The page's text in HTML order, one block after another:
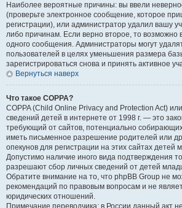
Наиболее вероятные причины: вы ввели
(проверьте электронное сообщение, которое
регистрации), или администратор удалил вашу
либо причинам. Если верно второе, то возможно
одного сообщения. Администраторы могут
пользователей в целях уменьшения размера
зарегистрироваться снова и принять активное
Вернуться наверх
Что такое COPPA?
COPPA (Child Online Privacy and Protection Act)
сведений детей в интернете от 1998 г. — это
требующий от сайтов, потенциально
иметь письменное разрешение родителей или
опекунов для регистрации на этих сайтах детей
Допустимо наличие иного вида подтверждения
разрешают сбор личных сведений от детей
Обратите внимание на то, что phpBB Group не
рекомендаций по правовым вопросам и не
юридических отношений.
Примечание переводчика: в России данный акт